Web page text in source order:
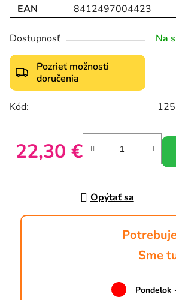
EAN 8412497004423
Dostupnosť Na
Pozrieť možnosti
doručenia
Kód:
22,30 €
Opýtať sa
Sme
Pondelok